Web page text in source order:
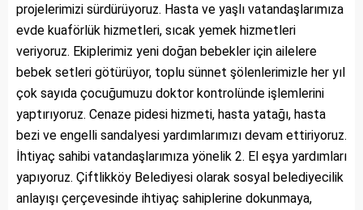
projelerimizi sürdürüyoruz. Hasta ve yaşlı vatandaşlarımıza
evde kuaförlük hizmetleri, sıcak yemek hizmetleri
veriyoruz. Ekiplerimiz yeni doğan bebekler için ailelere
bebek setleri götürüyor, toplu sünnet şölenlerimizle her yıl
çok sayıda çocuğumuzu doktor kontrolünde işlemlerini
yaptırıyoruz. Cenaze pidesi hizmeti, hasta yatağı, hasta
bezi ve engelli sandalyesi yardımlarımızı devam ettiriyoruz.
İhtiyaç sahibi vatandaşlarımıza yönelik 2. El eşya yardımları
yapıyoruz. Çiftlikköy Belediyesi olarak sosyal belediyecilik
anlayışı çerçevesinde ihtiyaç sahiplerine dokunmaya,